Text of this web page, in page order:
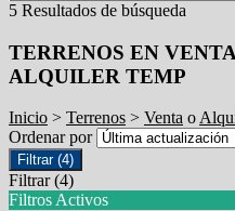
5 Resultados de búsqueda
TERRENOS EN
ALQUILER TEMP
Inicio > Terrenos > Venta o
Ordenar por
Filtrar (4)
Filtrar (4)
Filtros Activos